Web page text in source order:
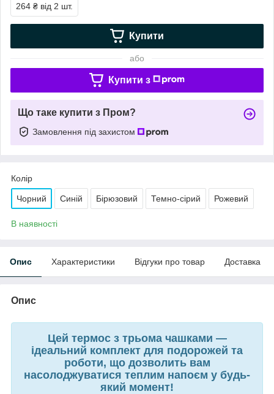
264 ₴ від 2 шт.
Купити
або
Купити з
Що таке купити з Пром?
Замовлення під захистом
Колір
Чорний Синій Бірюзовий Темно-сірий Рожевий
В наявності
Опис Характеристики Відгуки про товар Доставка
Опис
Цей термос з трьома чашками —
ідеальний комплект для подорожей та
роботи, що дозволить вам
насолоджуватися теплим напоєм у будь-
який момент!